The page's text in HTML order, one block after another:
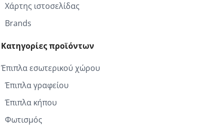
Χάρτης ιστοσελίδας
Brands
Κατηγορίες προϊόντων
Έπιπλα εσωτερικού χώρου
Έπιπλα γραφείου
Έπιπλα κήπου
Φωτισμός